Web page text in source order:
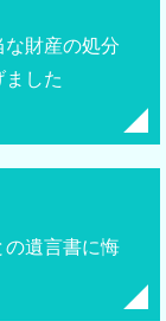
財産の処分
した
の遺言書に悔